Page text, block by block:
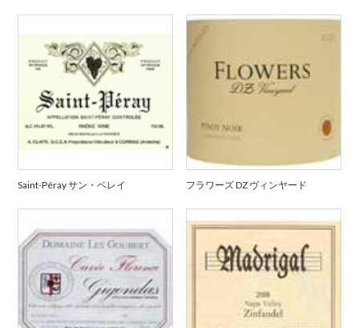
Saint-Péray サン・ペレイ フラワーズ DZ ヴィンヤード